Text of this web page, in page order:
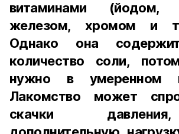
витаминами (йодом,
железом, хромом и
Однако она
количество соли,
нужно в умеренном
Лакомство может
скачки